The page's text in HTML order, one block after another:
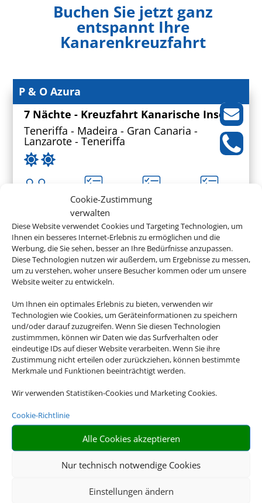
Cookie-Zustimmung
verwalten
Diese Website verwendet Cookies und Targeting Technologien, um
Ihnen ein besseres Internet-Erlebnis zu ermöglichen und die
Werbung, die Sie sehen, besser an Ihre Bedürfnisse anzupassen.
Diese Technologien nutzen wir außerdem, um Ergebnisse zu messen,
um zu verstehen, woher unsere Besucher kommen oder um unsere
Website weiter zu entwickeln.
Um Ihnen ein optimales Erlebnis zu bieten, verwenden wir
Technologien wie Cookies, um Geräteinformationen zu speichern
und/oder darauf zuzugreifen. Wenn Sie diesen Technologien
zustimmmen, können wir Daten wie das Surfverhalten oder
eindeutige IDs auf dieser Website verarbeiten. Wenn Sie ihre
Zustimmung nicht erteilen oder zurückziehen, können bestimmte
Merkmale und Funktionen beeinträchtigt werden.
Wir verwenden Statistiken-Cookies und Marketing Cookies.
Cookie-Richtlinie
Alle Cookies akzeptieren
Nur technisch notwendige Cookies
Einstellungen ändern
Buchen Sie jetzt ganz
entspannt Ihre
Kanarenkreuzfahrt
P & O Azura
7 Nächte - Kreuzfahrt Kanarische Inseln
Teneriffa - Madeira - Gran Canaria -
Lanzarote - Teneriffa
658 € (p. P.)
HANSEATIC spirit
9 Nächte - Kurzreise Madeira und
Kanaren - Makaronesien - Inseln der
Funchal - Porto Santo - Tag auf See - Santa
Cruz de La Palma - San Sebastián de La
Gomera - El Hierro - Gran Canaria - Arrecife
- Santa Cruz de Tenerife
ab4949 € (p. P.)
Mein Schiff 7
14 Nächte - Kanaren, Madeira und